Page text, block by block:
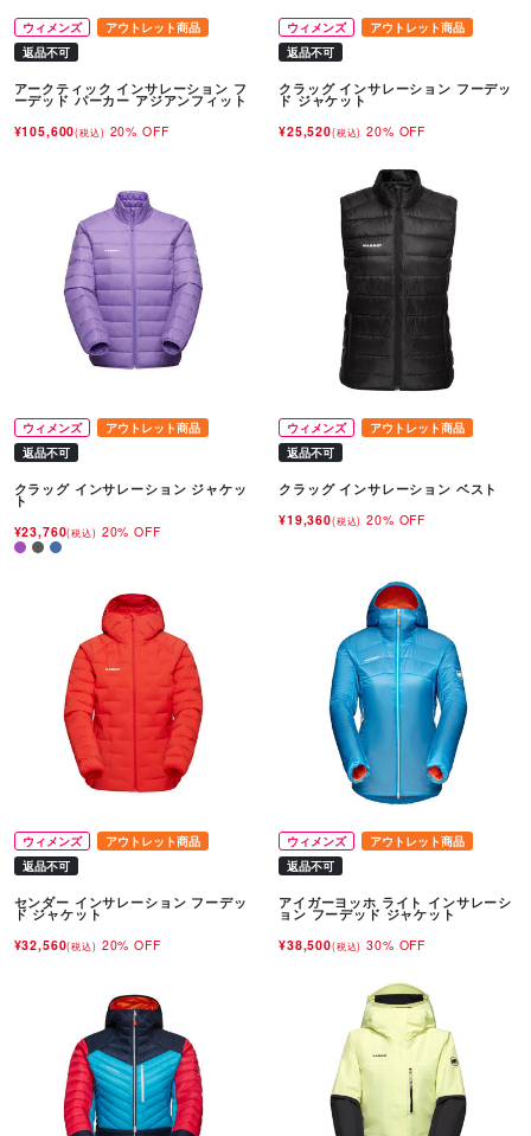
ウィメンズ
アウトレット商品
返品不可
アークティック インサレーション フ
ーデッド パーカー アジアンフィット
¥105,600(税込) 20% OFF
ウィメンズ
アウトレット商品
返品不可
クラッグ インサレーション フーデッ
ド ジャケット
¥25,520(税込) 20% OFF
ウィメンズ
アウトレット商品
返品不可
クラッグ インサレーション ジャケッ
ト
¥23,760(税込) 20% OFF
ウィメンズ
アウトレット商品
返品不可
クラッグ インサレーション ベスト
¥19,360(税込) 20% OFF
ウィメンズ
アウトレット商品
返品不可
センダー インサレーション フーデッ
ド ジャケット
¥32,560(税込) 20% OFF
ウィメンズ
アウトレット商品
返品不可
アイガーヨッホ ライト インサレーシ
ョン フーデッド ジャケット
¥38,500(税込) 30% OFF